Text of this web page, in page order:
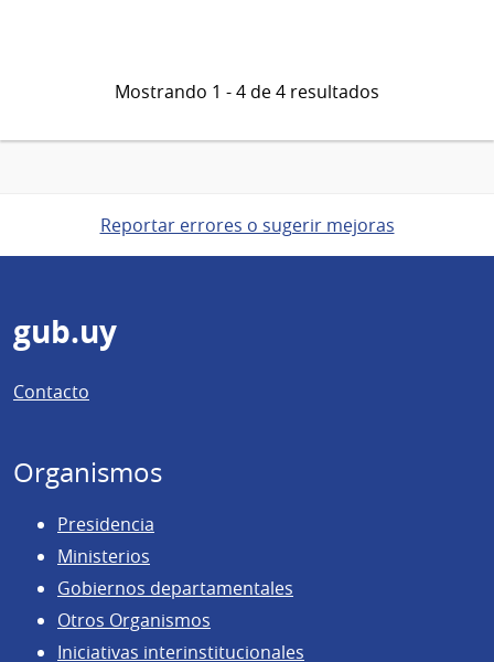
Mostrando 1 - 4 de 4 resultados
Reportar errores o sugerir mejoras
Pie
de
página
gub.uy
Contacto
Organismos
Presidencia
Ministerios
Gobiernos departamentales
Otros Organismos
Iniciativas interinstitucionales